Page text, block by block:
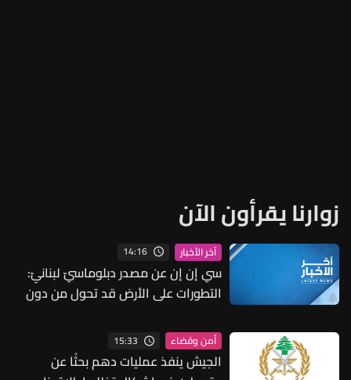
زوارنا يقرأون الآن
آخر الأخبار 14:16
سي إن إن عن مصدر دبلوماسيّ لبنانيّ:
التطورات على الأرض قد تحول من دون
مساع للتهدئة
أمن وقضاء 15:33
الجيش ينفذ عمليات دهم بحثًا عن